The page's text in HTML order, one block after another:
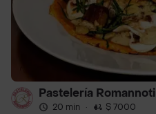
Pastelería Romannoti
20 min · $ 7000